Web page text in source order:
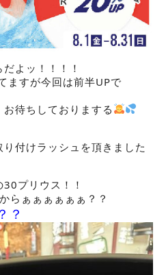
よッ！！！！
ますが今回は前半UPで
待ちしておりまする
付けラッシュを頂きました
プリウス！！
らぁぁぁぁぁぁ？？
？